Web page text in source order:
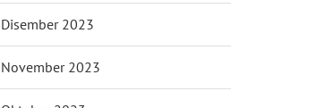
Disember 2023
November 2023